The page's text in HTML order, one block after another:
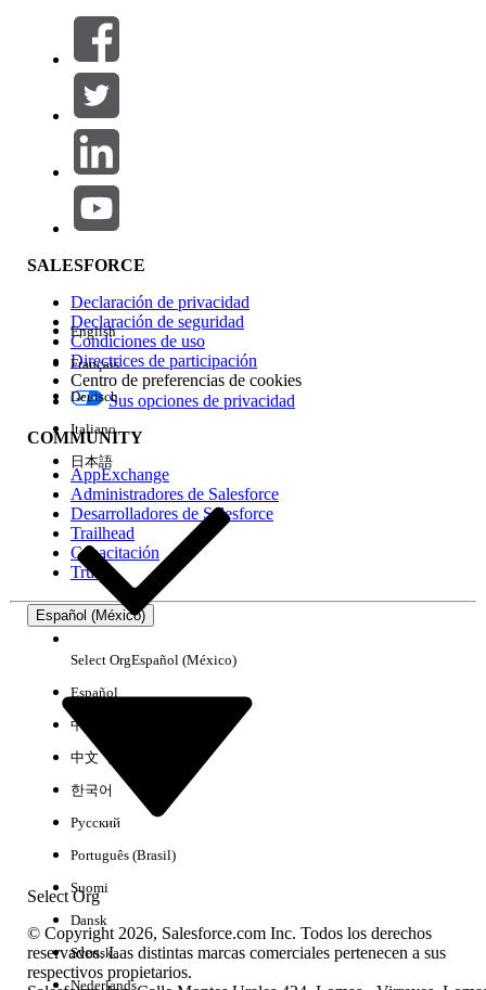
Filtros (0)
SELECCIONAR FILTROS
Área de productos
Repercusión de función
Edición
Experiencia
No hay resultados
SALESFORCE
Declaración de privacidad
Declaración de seguridad
Condiciones de uso
Directrices de participación
Centro de preferencias de cookies
Sus opciones de privacidad
COMMUNITY
AppExchange
Administradores de Salesforce
Desarrolladores de Salesforce
Trailhead
Capacitación
Trust
Español (México)
Select Org
English
Français
Deutsch
Italiano
日本語
Select OrgEspañol (México)
Español
中文（简体）
中文（繁體）
한국어
Русский
Português (Brasil)
Suomi
Dansk
Svenska
Nederlands
© Copyright 2026, Salesforce.com Inc. Todos los derechos
reservados. Las distintas marcas comerciales pertenecen a sus
respectivos propietarios.